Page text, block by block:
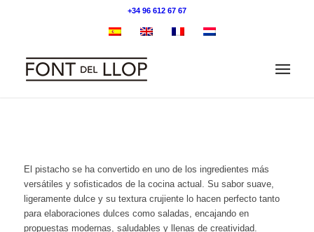
+34 96 612 67 67
El pistacho se ha convertido en uno de los ingredientes más
versátiles y sofisticados de la cocina actual. Su sabor suave,
ligeramente dulce y su textura crujiente lo hacen perfecto tanto
para elaboraciones dulces como saladas, encajando en
propuestas modernas, saludables y llenas de creatividad.